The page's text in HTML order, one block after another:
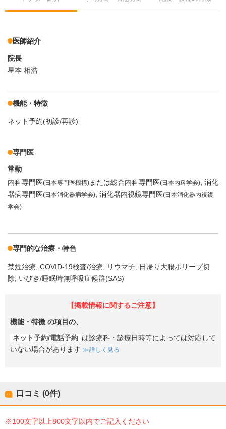
医師紹介
院長
星本 相浩
機能・特徴
ネット予約(初診/再診)
専門医
常勤
内科専門医(日本専門医機構)または総合内科専門医(日本内科学会) 消化
器病専門医(日本消化器病学会) 消化器内視鏡専門医(日本消化器内視鏡
学会)
専門的な治療・特色
禁煙治療 COVID-19検査/治療 リウマチ
日帰り大腸ポリープ切
除
いびき/睡眠時無呼吸症候群(SAS)
【掲載情報に関するご注意】
機能・特徴 の項目の、
ネット予約/電話予約 は診療科・診療日時等によっては対応して
いない場合があります
詳しく見る
口コミ (0件)
※100文字以上800文字以内でご記入ください